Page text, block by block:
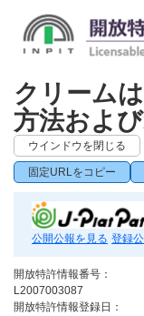
クリーム
方法およ
ウインドウを閉じる
固定URLをコピー
公開公報を見る 登録
開放特許情報番号：
L2007003087
開放特許情報登録日：